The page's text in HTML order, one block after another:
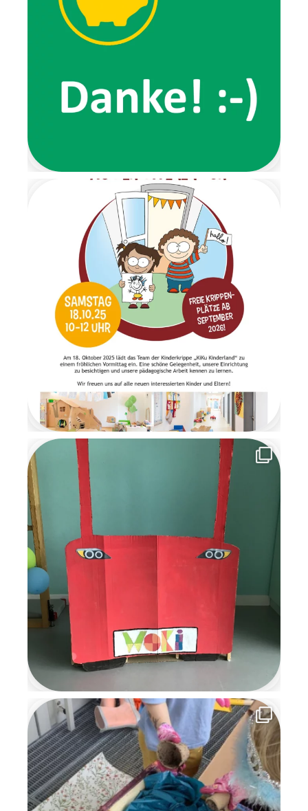
Erlebnissen, wie zum Beispiel
von ihrem
Lieblingsspaziergang, den wir
gemeinsam ausprobierten.
der Wichtelbrunch. Schon im
Eingangsbereich wartete eine
Nachricht der beiden Wichtel
und forderte die Kinder dazu
Mit stimmungsvoller
Weihnachtsmusik wurden alle
Kinder herzlich begrüßt.
Gemeinsam frühstückten wir
in ruhiger und gemütlicher
Atmosphäre. Anschließend
wartete ein Geschenketisch,
an dem die Überraschungen
im Morgenkreis gemeinsam
ausgepackt wurden. Es war
ein Moment voller Staunen
und Freude. Am letzten Tag
der Wichtelzeit
verabschiedeten sich die
Wichtel mit einem
Abschiedsbrief. Sie bedankten
sich für die schöne
gemeinsame Zeit und
versprachen den Kindern, im
nächsten Jahr
wiederzukommen. Die
Wichtelzeit war für alle eine
besondere, magische Zeit
voller Kreativität,
Gemeinschaft und
weihnachtlicher Vorfreude, an
die wir uns noch lange
erinnern werden.